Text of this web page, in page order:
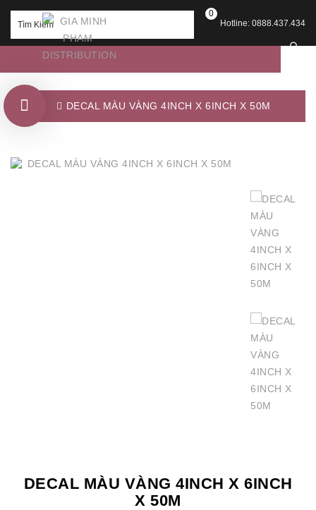
Hotline: 0888.437.434
0
DECAL MÀU VÀNG 4INCH X 6INCH X 50M
DECAL MÀU VÀNG 4INCH X 6INCH
X 50M